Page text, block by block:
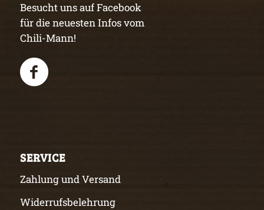
Besucht uns auf Facebook
für die neuesten Infos vom
Chili-Mann!
SERVICE
Zahlung und Versand
Widerrufsbelehrung